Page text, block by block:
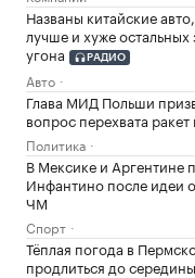
Названы китайские
лучше и хуже
угона
РАДИО
Авто
Глава МИД Польши
вопрос перехвата
Политика
В Мексике и Аргентине
Инфантино после идеи
ЧМ
Спорт
Тёплая погода в
продлиться до